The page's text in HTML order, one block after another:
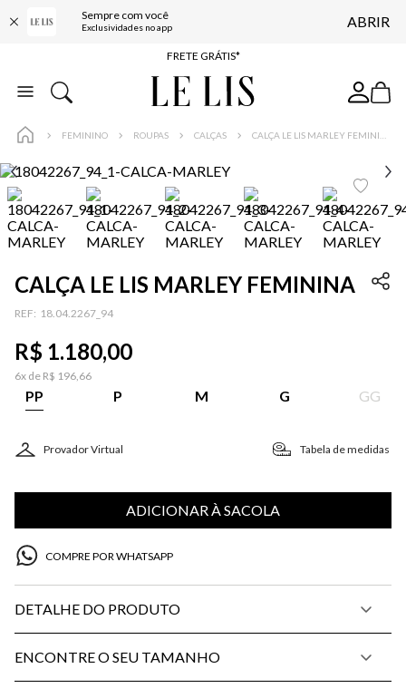
Sempre com você
Exclusividades no app ABRIR
ENTREGA EXPRESSA*
FRETE GRÁTIS*
BAIXE O APP
FEMININO ROUPAS CALÇAS
CALÇA LE LIS MARLEY FEMININA
: 18.04.2267_94
R$ 1.180,00
6x de R$ 196,66
PP P M G GG
Provador Virtual Tabela de medidas
ADICIONAR À SACOLA
COMPRE POR WHATSAPP
DETALHE DO PRODUTO
ENCONTRE O SEU TAMANHO